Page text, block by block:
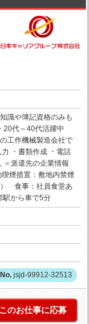
識や簿記資格のみも
20代～40代活躍中
工作機械製造会社で
・書類作成 ・電話
派遣先の企業情報
煙措置：敷地内禁煙
） 食事：社員食堂あ
駅から車で5分
jsjd-99912-32513
このお仕事に応募